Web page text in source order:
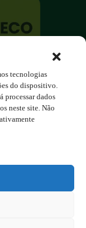
tecnologias
do dispositivo.
processar dados
neste site. Não